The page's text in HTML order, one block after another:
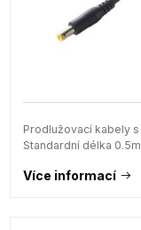
Prodlužovací kabely
Standardní délka
Více informací